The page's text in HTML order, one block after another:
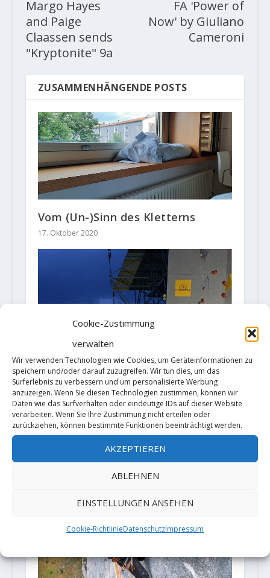
Cookie-Zustimmung
verwalten
Wir verwenden Technologien wie Cookies, um Geräteinformationen zu
speichern und/oder darauf zuzugreifen. Wir tun dies, um das
Surferlebnis zu verbessern und um personalisierte Werbung
anzuzeigen. Wenn Sie diesen Technologien zustimmen, können wir
Daten wie das Surfverhalten oder eindeutige IDs auf dieser Website
verarbeiten. Wenn Sie Ihre Zustimmung nicht erteilen oder
zurückziehen, können bestimmte Funktionen beeinträchtigt werden.
AKZEPTIEREN
ABLEHNEN
EINSTELLUNGEN ANSEHEN
Cookie-RichtlinieDatenschutzImpressum
Margo Hayes
and Paige
Claassen sends
"Kryptonite" 9a
FA 'Power of
Now' by Giuliano
Cameroni
ZUSAMMENHÄNGENDE POSTS
Vom (Un-)Sinn des Kletterns
17. Oktober 2020
Live-Stream: 3. Lead-Weltcup in
Briançon (France)
21. Juli 2018